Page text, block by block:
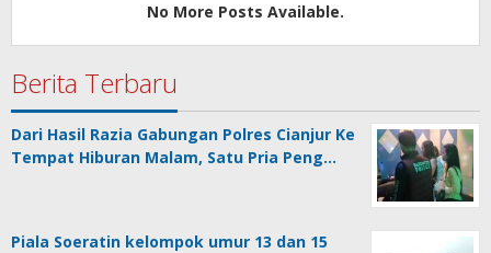
No More Posts Available.
Berita Terbaru
Dari Hasil Razia Gabungan Polres Cianjur Ke
Tempat Hiburan Malam, Satu Pria Peng…
Piala Soeratin kelompok umur 13 dan 15